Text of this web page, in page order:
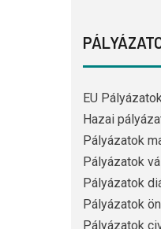
EU
Hazai
Pályázatok
Pályázatok
Pályázatok
Pályázatok
Pályázatok